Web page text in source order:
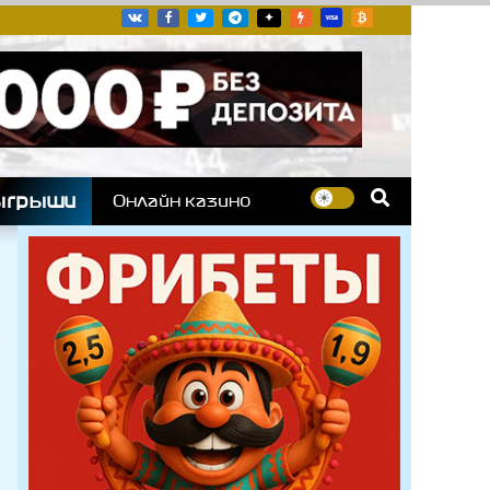
гоночных серий
Онлайн казино